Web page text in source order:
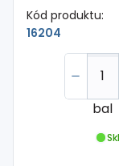
Kód produktu:
16204
bal